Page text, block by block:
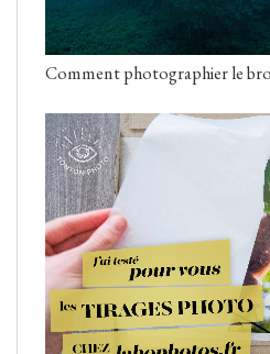
Comment photographier le